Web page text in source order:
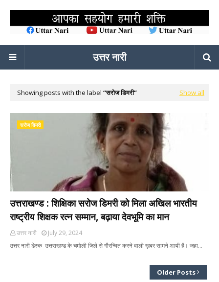
उत्तर नारी
Showing posts with the label सरोज डिमरी Show all
सरोज डिमरी
उत्तराखण्ड : शिक्षिका सरोज डिमरी को मिला अखिल भारतीय
राष्ट्रीय शिक्षक रत्न सम्मान, बढ़ाया देवभूमि का मान
उत्तर नारी
July 29, 2024
उत्तर नारी डेस्क उत्तराखण्ड के चमोली जिले से गौरन्वित करने वाली ख़बर सामने आयी है। जहा…
Older Posts